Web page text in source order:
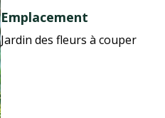
Emplacement
Jardin des fleurs à couper